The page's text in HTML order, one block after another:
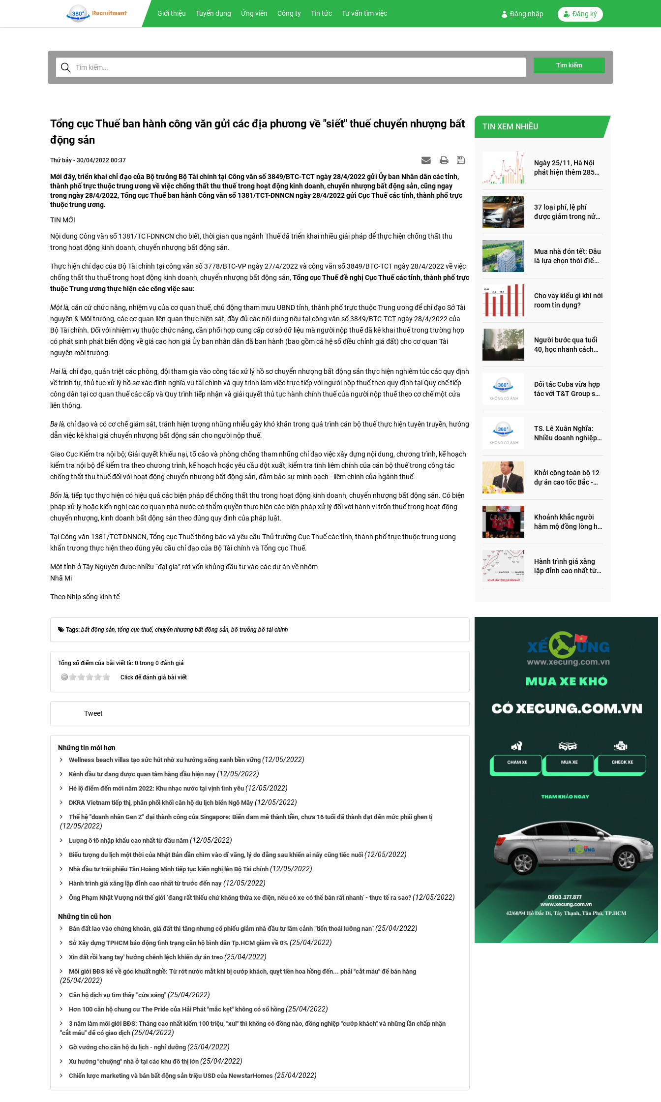
Giới thiệu Tuyển dụng Ứng viên Công ty Tin tức Tư vấn tìm việc Đăng nhập Đăng ký
Tìm kiếm
Tổng cục Thuế ban hành công văn gửi các địa phương về "siết" thuế chuyển nhượng bất
động sản
Thứ bảy - 30/04/2022 00:37
Mới đây, triển khai chỉ đạo của Bộ trưởng Bộ Tài chính tại Công văn số 3849/BTC-TCT ngày 28/4/2022 gửi Ủy ban Nhân dân các tỉnh,
thành phố trực thuộc trung ương về việc chống thất thu thuế trong hoạt động kinh doanh, chuyển nhượng bất động sản, cũng ngay
trong ngày 28/4/2022, Tổng cục Thuế ban hành Công văn số 1381/TCT-DNNCN ngày 28/4/2022 gửi Cục Thuế các tỉnh, thành phố trực
thuộc trung ương.
TIN MỚI
Nội dung Công văn số 1381/TCT-DNNCN cho biết, thời gian qua ngành Thuế đã triển khai nhiều giải pháp để thực hiện chống thất thu
trong hoạt động kinh doanh, chuyển nhượng bất động sản.
Thực hiện chỉ đạo của Bộ Tài chính tại công văn số 3778/BTC-VP ngày 27/4/2022 và công văn số 3849/BTC-TCT ngày 28/4/2022 về việc
chống thất thu thuế trong hoạt động kinh doanh, chuyển nhượng bất động sản, Tổng cục Thuế đề nghị Cục Thuế các tỉnh, thành phố trực
thuộc Trung ương thực hiện các công việc sau:
Một là, căn cứ chức năng, nhiệm vụ của cơ quan thuế, chủ động tham mưu UBND tỉnh, thành phố trực thuộc Trung ương để chỉ đạo Sở Tài
nguyên & Môi trường, các cơ quan liên quan thực hiện sát, đầy đủ các nội dung nêu tại công văn số 3849/BTC-TCT ngày 28/4/2022 của
Bộ Tài chính. Đối với nhiệm vụ thuộc chức năng, cần phối hợp cung cấp cơ sở dữ liệu mà người nộp thuế đã kê khai thuế trong trường hợp
có phát sinh phát biến động về giá cao hơn giá Ủy ban nhân dân đã ban hành (bao gồm cả hệ số điều chỉnh giá đất) cho cơ quan Tài
nguyên môi trường.
Hai là, chỉ đạo, quán triệt các phòng, đội tham gia vào công tác xử lý hồ sơ chuyển nhượng bất động sản thực hiện nghiêm túc các quy định
về trình tự, thủ tục xử lý hồ sơ xác định nghĩa vụ tài chính và quy trình làm việc trực tiếp với người nộp thuế theo quy định tại Quy chế tiếp
công dân tại cơ quan thuế các cấp và Quy trình tiếp nhận và giải quyết thủ tục hành chính thuế của người nộp thuế theo cơ chế một cửa
liên thông.
Ba là, chỉ đạo và có cơ chế giám sát, tránh hiện tượng nhũng nhiễu gây khó khăn trong quá trình cán bộ thuế thực hiện tuyên truyền, hướng
dẫn việc kê khai giá chuyển nhượng bất động sản cho người nộp thuế.
Giao Cục Kiểm tra nội bộ; Giải quyết khiếu nại, tố cáo và phòng chống tham nhũng chỉ đạo việc xây dựng nội dung, chương trình, kế hoạch
kiểm tra nội bộ để kiểm tra theo chương trình, kế hoạch hoặc yêu cầu đột xuất; kiểm tra tính liêm chính của cán bộ thuế trong công tác
chống thất thu thuế đối với hoạt động chuyển nhượng bất động sản, đảm bảo sự minh bạch - liêm chính của ngành thuế.
Bốn là, tiếp tục thực hiện có hiệu quả các biện pháp để chống thất thu trong hoạt động kinh doanh, chuyển nhượng bất động sản. Có biện
pháp xử lý hoặc kiến nghị các cơ quan nhà nước có thẩm quyền thực hiện các biện pháp xử lý đối với hành vi trốn thuế trong hoạt động
chuyển nhượng, kinh doanh bất động sản theo đúng quy định của pháp luật.
Tại Công văn 1381/TCT-DNNCN, Tổng cục Thuế thông báo và yêu cầu Thủ trưởng Cục Thuế các tỉnh, thành phố trực thuộc trung ương
khẩn trương thực hiện theo đúng yêu cầu chỉ đạo của Bộ Tài chính và Tổng cục Thuế.
Một tỉnh ở Tây Nguyên được nhiều “đại gia” rót vốn khủng đầu tư vào các dự án về nhôm
Nhã Mi
Theo Nhịp sống kinh tế
Tags: bất động sản, tổng cục thuế, chuyển nhượng bất động sản, bộ trưởng bộ tài chính
Tổng số điểm của bài viết là: 0 trong 0 đánh giá
Click để đánh giá bài viết
Tweet
Những tin mới hơn
Wellness beach villas tạo sức hút nhờ xu hướng sống xanh bền vững (12/05/2022)
Kênh đầu tư đang được quan tâm hàng đầu hiện nay (12/05/2022)
Hé lộ điểm đến mới năm 2022: Khu nhạc nước tại vịnh tình yêu (12/05/2022)
DKRA Vietnam tiếp thị, phân phối khối căn hộ du lịch biển Ngô Mây (12/05/2022)
Thế hệ "doanh nhân Gen Z" đại thành công của Singapore: Biến đam mê thành tiền, chưa 16 tuổi đã thành đạt đến mức phải ghen tị
(12/05/2022)
Lượng ô tô nhập khẩu cao nhất từ đầu năm (12/05/2022)
Biểu tượng du lịch một thời của Nhật Bản dần chìm vào dĩ vãng, lý do đằng sau khiến ai nấy cũng tiếc nuối (12/05/2022)
Nhà đầu tư trái phiếu Tân Hoàng Minh tiếp tục kiến nghị lên Bộ Tài chính (12/05/2022)
Hành trình giá xăng lập đỉnh cao nhất từ trước đến nay (12/05/2022)
Ông Phạm Nhật Vượng nói thế giới ‘đang rất thiếu chứ không thừa xe điện, nếu có xe có thể bán rất nhanh’ - thực tế ra sao? (12/05/2022)
Những tin cũ hơn
Bán đất lao vào chứng khoán, giá đất thì tăng nhưng cổ phiếu giảm nhà đầu tư lâm cảnh “tiến thoái lưỡng nan” (25/04/2022)
Sở Xây dựng TPHCM báo động tình trạng căn hộ bình dân Tp.HCM giảm về 0% (25/04/2022)
Xin đất rồi 'sang tay' hưởng chênh lệch khiến dự án treo (25/04/2022)
Môi giới BĐS kể về góc khuất nghề: Từ rớt nước mắt khi bị cướp khách, quỵt tiền hoa hồng đến... phải "cắt máu" để bán hàng
(25/04/2022)
Căn hộ dịch vụ tìm thấy "cửa sáng" (25/04/2022)
Hơn 100 căn hộ chung cư The Pride của Hải Phát "mắc kẹt" không có sổ hồng (25/04/2022)
3 năm làm môi giới BĐS: Tháng cao nhất kiếm 100 triệu, "xui" thì không có đồng nào, đồng nghiệp "cướp khách" và những lần chấp nhận
"cắt máu" để có giao dịch (25/04/2022)
Gỡ vướng cho căn hộ du lịch - nghỉ dưỡng (25/04/2022)
Xu hướng "chuộng" nhà ở tại các khu đô thị lớn (25/04/2022)
Chiến lược marketing và bán bất động sản triệu USD của NewstarHomes (25/04/2022)
TIN XEM NHIỀU
Ngày 25/11, Hà Nội
phát hiện thêm 285
37 loại phí, lệ phí
được giảm trong nửa
Mua nhà đón tết: Đâu
là lựa chọn thời điểm
Cho vay kiểu gì khi nới
room tín dụng?
Người bước qua tuổi
40, học nhanh cách
Đối tác Cuba vừa hợp
tác với T&T Group sản
TS. Lê Xuân Nghĩa:
Nhiều doanh nghiệp
Khởi công toàn bộ 12
dự án cao tốc Bắc -
Khoảnh khắc người
hâm mộ đồng lòng hô
Hành trình giá xăng
lập đỉnh cao nhất từ